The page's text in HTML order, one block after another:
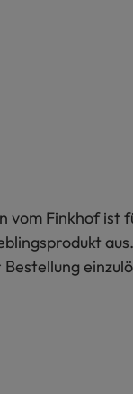
Finkhof ist
aus.